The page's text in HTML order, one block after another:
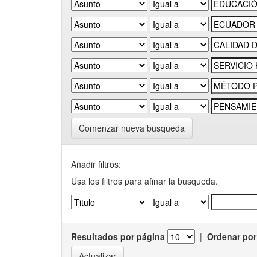
Comenzar nueva busqueda
Añadir filtros:
Usa los filtros para afinar la busqueda.
Resultados por página | Ordenar por